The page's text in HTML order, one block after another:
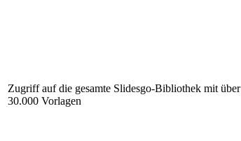
Zugriff auf die gesamte Slidesgo-Bibliothek mit über
30.000 Vorlagen